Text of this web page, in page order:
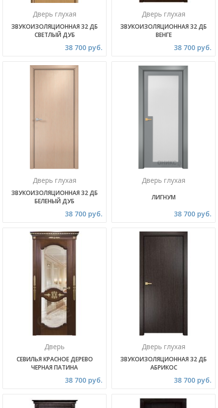
Дверь глухая
ЗВУКОИЗОЛЯЦИОННАЯ 32 ДБ
СВЕТЛЫЙ ДУБ
38 700 руб.
Дверь глухая
ЗВУКОИЗОЛЯЦИОННАЯ 32 ДБ
ВЕНГЕ
38 700 руб.
Дверь глухая
ЗВУКОИЗОЛЯЦИОННАЯ 32 ДБ
БЕЛЕНЫЙ ДУБ
38 700 руб.
Дверь глухая
ЛИГНУМ
38 700 руб.
Дверь
СЕВИЛЬЯ КРАСНОЕ ДЕРЕВО
ЧЕРНАЯ ПАТИНА
38 700 руб.
Дверь глухая
ЗВУКОИЗОЛЯЦИОННАЯ 32 ДБ
АБРИКОС
38 700 руб.